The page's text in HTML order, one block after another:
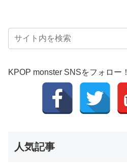
KPOP monster SNSをフォロー！
人気記事